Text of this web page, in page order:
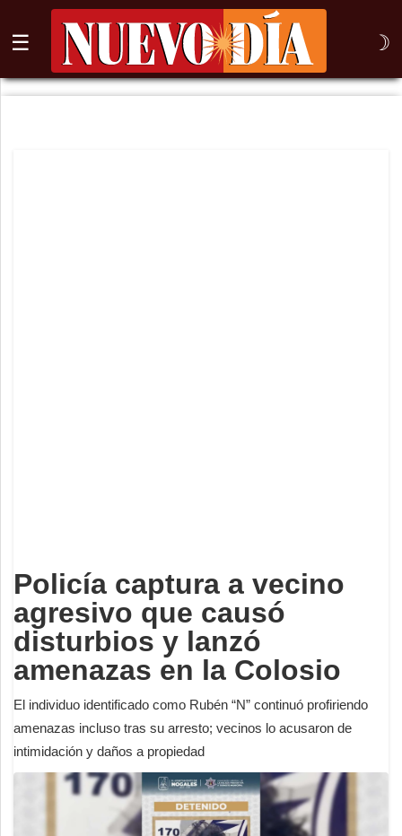
☰ ☽
⌕
Policía captura a vecino
agresivo que causó
disturbios y lanzó
amenazas en la Colosio
El individuo identificado como Rubén “N” continuó profiriendo
amenazas incluso tras su arresto; vecinos lo acusaron de
intimidación y daños a propiedad